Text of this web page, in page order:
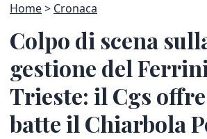
Home Cronaca
Colpo di scena
gestione del
Trieste: il Cgs
batte il Chiarbola